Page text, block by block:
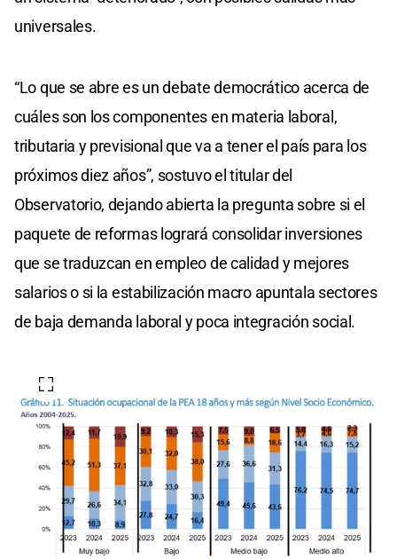
universales.
“Lo que se abre es un debate democrático acerca de
cuáles son los componentes en materia laboral,
tributaria y previsional que va a tener el país para los
próximos diez años”, sostuvo el titular del
Observatorio, dejando abierta la pregunta sobre si el
paquete de reformas logrará consolidar inversiones
que se traduzcan en empleo de calidad y mejores
salarios o si la estabilización macro apuntala sectores
de baja demanda laboral y poca integración social.